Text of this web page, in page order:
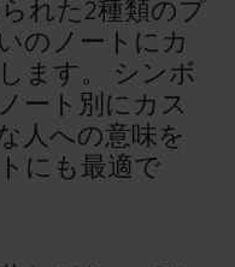
れた2種類のプ
のノートにカ
ます。 シンボ
ート別にカス
人への意味を
にも最適で